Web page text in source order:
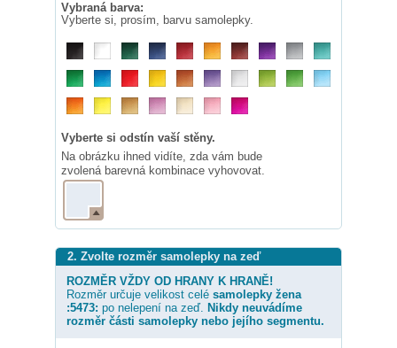
Vybraná barva:
Vyberte si, prosím, barvu samolepky.
Vyberte si odstín vaší stěny.
Na obrázku ihned vidíte, zda vám bude
zvolená barevná kombinace vyhovovat.
2. Zvolte rozměr samolepky na zeď
ROZMĚR VŽDY OD HRANY K HRANĚ!
Rozměr určuje velikost celé samolepky žena
:5473: po nelepení na zeď. Nikdy neuvádíme
rozměr části samolepky nebo jejího segmentu.